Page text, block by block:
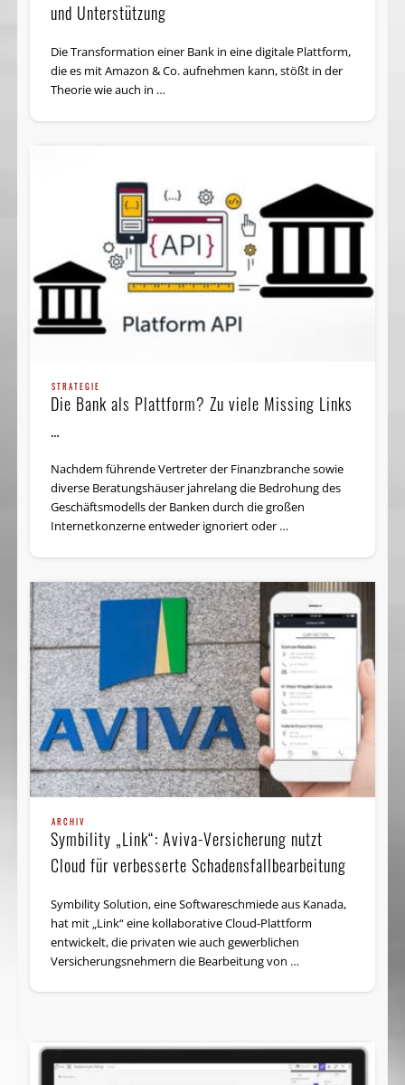
und Unterstützung
Die Transformation einer Bank in eine digitale Plattform,
die es mit Amazon & Co. aufnehmen kann, stößt in der
Theorie wie auch in …
STRATEGIE
Die Bank als Plattform? Zu viele Missing Links
…
Nachdem führende Vertreter der Finanzbranche sowie
diverse Beratungshäuser jahrelang die Bedrohung des
Geschäftsmodells der Banken durch die großen
Internetkonzerne entweder ignoriert oder …
ARCHIV
Symbility „Link“: Aviva-Versicherung nutzt
Cloud für verbesserte Schadensfall­bearbeitung
Symbility Solution, eine Software­schmiede aus Kanada,
hat mit „Link“ eine kollaborative Cloud-Plattform
entwickelt, die privaten wie auch gewerblichen
Versicherungsnehmern die Bearbeitung von …